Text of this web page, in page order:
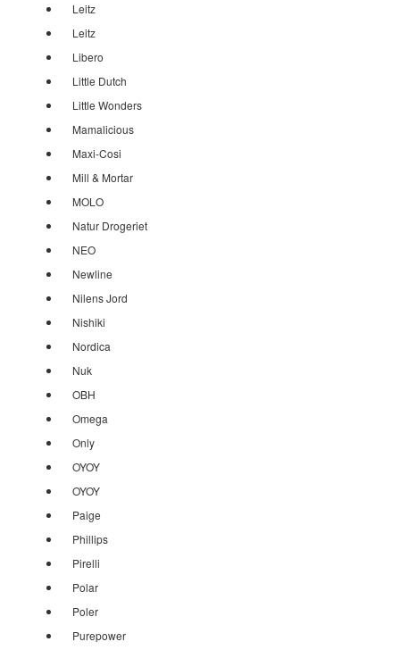
Leitz
Leitz
Libero
Little Dutch
Little Wonders
Mamalicious
Maxi-Cosi
Mill & Mortar
MOLO
Natur Drogeriet
NEO
Newline
Nilens Jord
Nishiki
Nordica
Nuk
OBH
Omega
Only
OYOY
OYOY
Paige
Phillips
Pirelli
Polar
Poler
Purepower